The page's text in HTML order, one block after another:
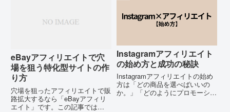
eBayアフィリエイトで穴
場を狙う特化型サイトの作
り方
穴場を狙ったアフィリエイトで販
路拡大するなら「eBayアフィリ
エイト」です。この記事では
Instagramアフィリエイト
の始め方と成功の秘訣
Instagramアフィリエイトの始め
方は「どの商品を選べばいいの
か。」「どのようにプロモーショ